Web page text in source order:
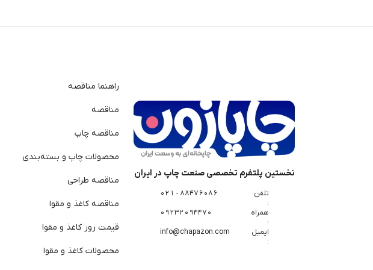
نخستین پلتفرم تخصصی صنعت چاپ در ایران
تلفن
:
88476086 - 021
همراه
:
09232094470
ایمیل
:
info@chapazon.com
راهنما مناقصه
مناقصه
مناقصه چاپ
محصولات چاپ و بسته‌بندی
مناقصه طراحی
مناقصه کاغذ و مقوا
قیمت روز کاغذ و مقوا
محصولات کاغذ و مقوا